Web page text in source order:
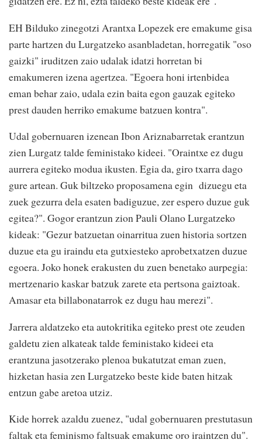
EH Bilduko zinegotzi Arantxa Lopezek ere emakume gisa
parte hartzen du Lurgatzeko asanbladetan, horregatik "oso
gaizki" iruditzen zaio udalak idatzi horretan bi
emakumeren izena agertzea. "Egoera honi irtenbidea
eman behar zaio, udala ezin baita egon gauzak egiteko
prest dauden herriko emakume batzuen kontra".
Udal gobernuaren izenean Ibon Ariznabarretak erantzun
zien Lurgatz talde feministako kideei. "Oraintxe ez dugu
aurrera egiteko modua ikusten. Egia da, giro txarra dago
gure artean. Guk biltzeko proposamena egin dizuegu eta
zuek gezurra dela esaten badiguzue, zer espero duzue guk
egitea?". Gogor erantzun zion Pauli Olano Lurgatzeko
kideak: "Gezur batzuetan oinarritua zuen historia sortzen
duzue eta gu iraindu eta gutxiesteko aprobetxatzen duzue
egoera. Joko honek erakusten du zuen benetako aurpegia:
mertzenario kaskar batzuk zarete eta pertsona gaiztoak.
Amasar eta billabonatarrok ez dugu hau merezi".
Jarrera aldatzeko eta autokritika egiteko prest ote zeuden
galdetu zien alkateak talde feministako kideei eta
erantzuna jasotzerako plenoa bukatutzat eman zuen,
hizketan hasia zen Lurgatzeko beste kide baten hitzak
entzun gabe aretoa utziz.
Kide horrek azaldu zuenez, "udal gobernuaren prestutasun
faltak eta feminismo faltsuak emakume oro iraintzen du".